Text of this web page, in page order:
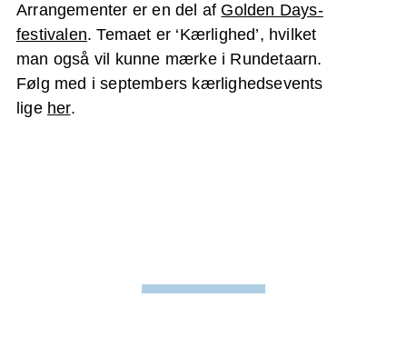
Arrangementer er en del af Golden Days-
festivalen. Temaet er ‘Kærlighed’, hvilket
man også vil kunne mærke i Rundetaarn.
Følg med i septembers kærlighedsevents
lige her.